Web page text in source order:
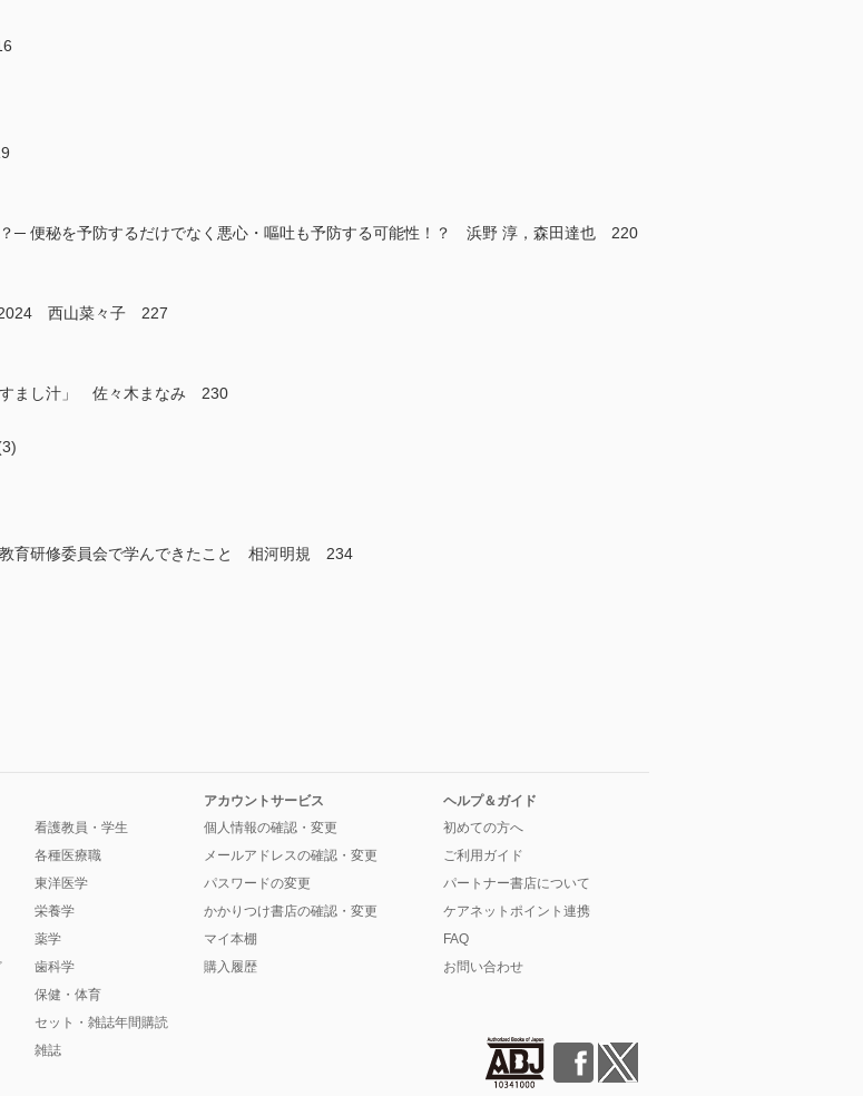
─ 便秘を予防するだけでなく悪心・嘔吐も予防する可能性！？ 浜野 淳，森田達也 220
2024 西山菜々子 227
すまし汁」 佐々木まなみ 230
育研修委員会で学んできたこと 相河明規 234
看護教員・学生
各種医療職
東洋医学
栄養学
薬学
歯科学
保健・体育
セット・雑誌年間購読
雑誌
アカウントサービス
個人情報の確認・変更
メールアドレスの確認・変更
パスワードの変更
かかりつけ書店の確認・変更
マイ本棚
購入履歴
ヘルプ＆ガイド
初めての方へ
ご利用ガイド
パートナー書店について
ケアネットポイント連携
FAQ
お問い合わせ